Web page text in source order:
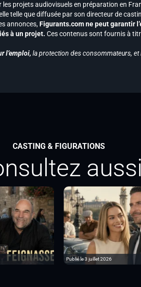
les projets audiovisuels en préparation en
telle que diffusée par son directeur de
annonces,Figurants.com ne peut garantir
à un projet. Ces contenus sont fournis à
l’emploi, la protection des consommateurs,
CASTING & FIGURATIONS
aussi
Publié le 3 juillet 2026